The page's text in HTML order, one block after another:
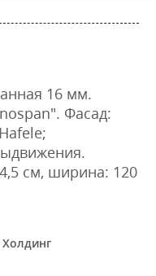
16 мм.
Фасад:
см, ширина: 120